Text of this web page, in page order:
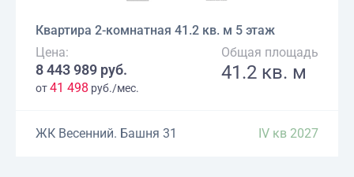
Квартира 2-комнатная 41.2 кв. м 5 этаж
Цена:
8 443 989 руб.
от41 498 руб./мес.
Общая площадь
41.2 кв. м
ЖК Весенний. Башня 31 IV кв 2027